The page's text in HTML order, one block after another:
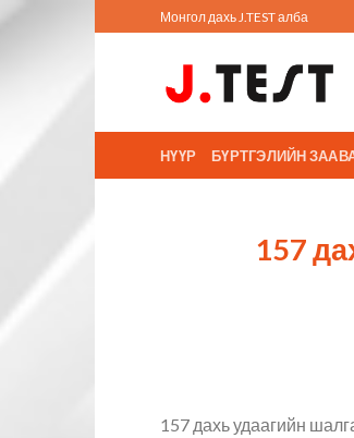
to
Монгол дахь J.TEST алба
НҮҮР БҮРТГЭЛИЙН
157
157 дахь удаагийн